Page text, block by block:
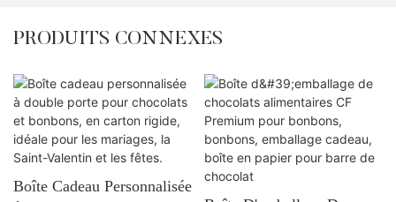
PRODUITS CONNEXES
Boîte Cadeau Personnalisée